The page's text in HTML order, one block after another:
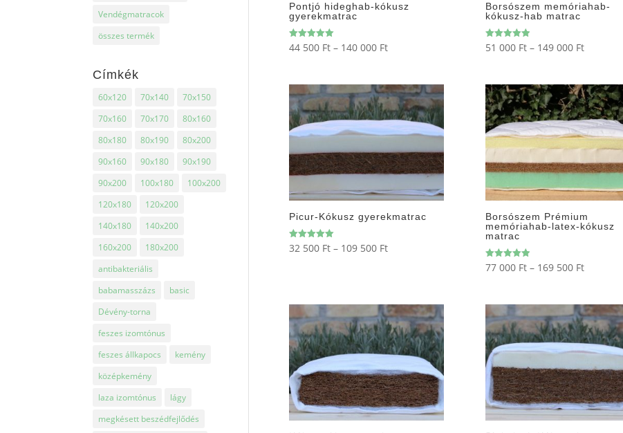
Pontjó hideghab-kókusz
gyerekmatrac
Értékelés:
5.00
44 500 Ft – 140 000 FtÁrtartomány:
-
140
000 Ft
Borsószem memóriahab-
kókusz-hab matrac
Értékelés:
5.00
51 000 Ft – 149 000 Ft
-
149
000 Ft
Picur-Kókusz gyerekmatrac
Értékelés:
5.00
32 500 Ft – 109 500 FtÁrtartomány:
109
500 Ft
Borsószem Prémium
memóriahab-latex-kókusz
matrac
Értékelés:
5.00
77 000 Ft – 169 500 Ft
-
169
500 Ft
Vendégmatracok
összes termék
Címkék
60x120 70x140
70x150
70x160
70x170
80x160
80x180
80x190
80x200
90x160
90x180
90x190
90x200
100x180
100x200
120x180
120x200
140x180
140x200
160x200
180x200
antibakteriális
babamasszázs
basic
Dévény-torna
feszes izomtónus
feszes állkapocs
kemény
középkemény
laza izomtónus
lágy
megkésett beszédfejlődés